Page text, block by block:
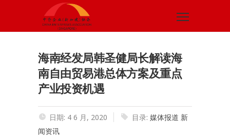
海南经发局韩圣健局长解读海
南自由贸易港总体方案及重点
产业投资机遇
日期: 4 6 月, 2020 目录: 媒体报道 新
闻资讯